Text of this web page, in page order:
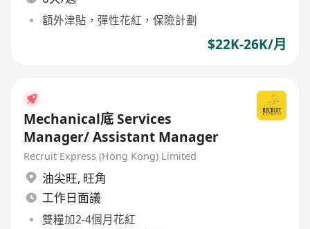
額外津貼，彈性花紅，保險計劃
$22K-26K/月
Mechanical底 Services
Manager/ Assistant Manager
Recruit Express (Hong Kong) Limited
油尖旺, 旺角
工作日面議
雙糧加2-4個月花紅